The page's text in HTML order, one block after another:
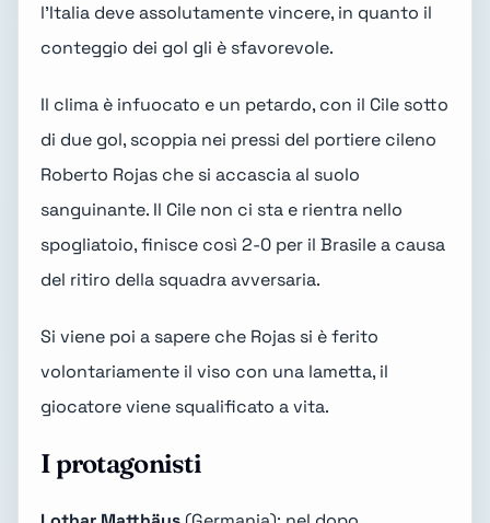
l'Italia deve assolutamente vincere, in quanto il
conteggio dei gol gli è sfavorevole.
Il clima è infuocato e un petardo, con il Cile sotto
di due gol, scoppia nei pressi del portiere cileno
Roberto Rojas che si accascia al suolo
sanguinante. Il Cile non ci sta e rientra nello
spogliatoio, finisce così 2-0 per il Brasile a causa
del ritiro della squadra avversaria.
Si viene poi a sapere che Rojas si è ferito
volontariamente il viso con una lametta, il
giocatore viene squalificato a vita.
I protagonisti